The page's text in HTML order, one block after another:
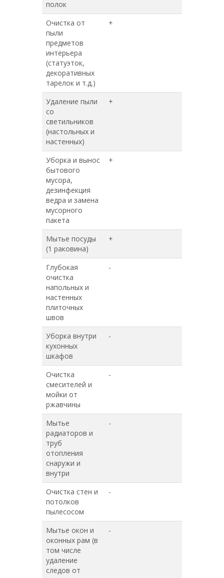
полок
Очистка от
пыли
предметов
интерьера
(статуэток,
декоративных
тарелок и т.д.)
+
Удаление пыли
со
светильников
(настольных и
настенных)
+
Уборка и вынос
бытового
мусора,
дезинфекция
ведра и замена
мусорного
пакета
+
Мытье посуды
(1 раковина)
+
Глубокая
очистка
напольных и
настенных
плиточных
швов
-
Уборка внутри
кухонных
шкафов
-
Очистка
смесителей и
мойки от
ржавчины
-
Мытье
радиаторов и
труб
отопления
снаружи и
внутри
-
Очистка стен и
потолков
пылесосом
-
Мытье окон и
оконных рам (в
том числе
удаление
следов от
-